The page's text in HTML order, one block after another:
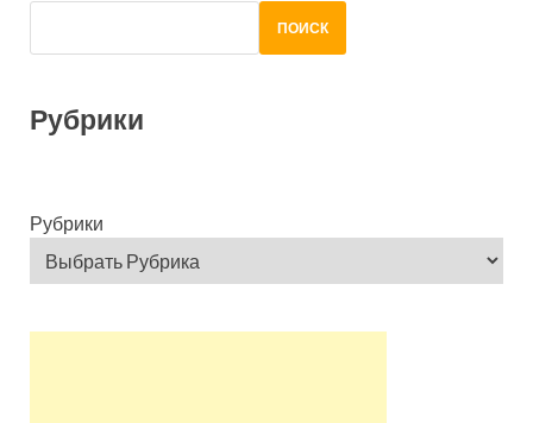
ПОИСК
Рубрики
Рубрики